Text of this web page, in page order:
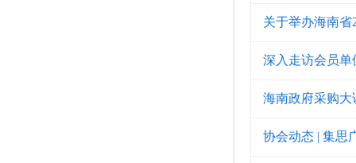
关于举办海南
深入走访会员
海南政府采购大
协会动态 | 集思